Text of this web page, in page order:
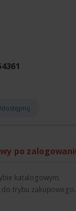
po
katalogowym.
trybu zakupowego.